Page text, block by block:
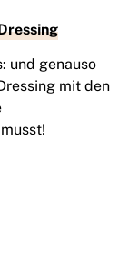
und genauso
mit den